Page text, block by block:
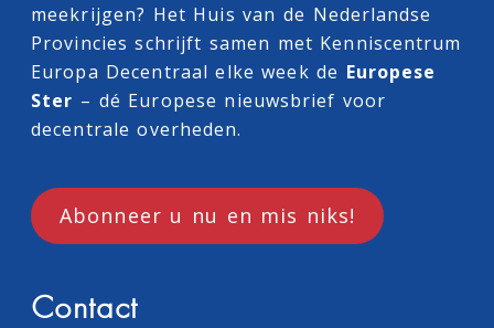
meekrijgen? Het Huis van de Nederlandse
Provincies schrijft samen met Kenniscentrum
Europa Decentraal elke week de Europese
Ster – dé Europese nieuwsbrief voor
decentrale overheden.
Abonneer u nu en mis niks!
Contact